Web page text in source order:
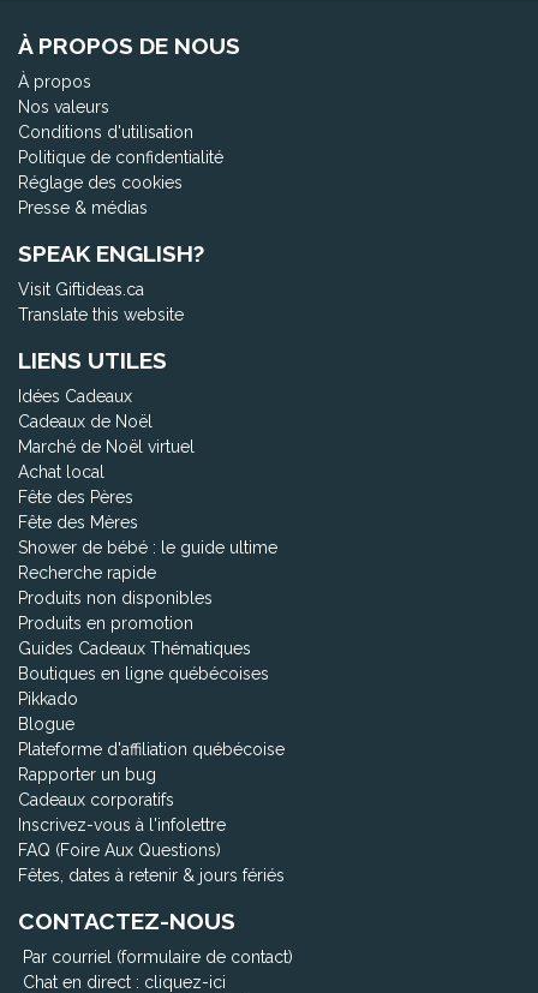
À PROPOS DE NOUS
À propos
Nos valeurs
Conditions d'utilisation
Politique de confidentialité
Réglage des cookies
Presse & médias
SPEAK ENGLISH?
Visit Giftideas.ca
Translate this website
LIENS UTILES
Idées Cadeaux
Cadeaux de Noël
Marché de Noël virtuel
Achat local
Fête des Pères
Fête des Mères
Shower de bébé : le guide ultime
Recherche rapide
Produits non disponibles
Produits en promotion
Guides Cadeaux Thématiques
Boutiques en ligne québécoises
Pikkado
Blogue
Plateforme d'affiliation québécoise
Rapporter un bug
Cadeaux corporatifs
Inscrivez-vous à l'infolettre
FAQ (Foire Aux Questions)
Fêtes, dates à retenir & jours fériés
CONTACTEZ-NOUS
Par courriel (formulaire de contact)
Chat en direct : cliquez-ici